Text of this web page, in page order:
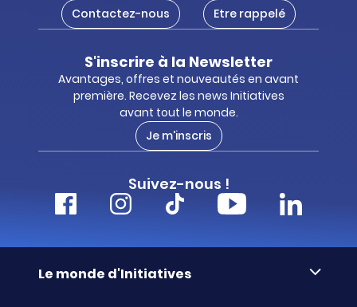
Contactez-nous
Etre rappelé
S'inscrire à la Newsletter
Avantages, offres et nouveautés en avant
première. Recevez les news Initiatives
avant tout le monde.
Je m'inscris
Suivez-nous !
Le monde d'Initiatives